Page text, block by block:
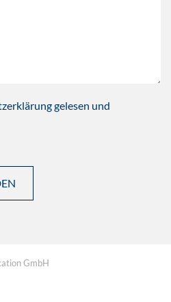
gelesen und
GmbH